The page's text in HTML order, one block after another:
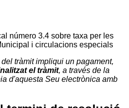
número 3.4 sobre taxa per les
i circulacions especials
tràmit impliqui un pagament,
el tràmit, a través de la
d'aquesta Seu electrònica amb